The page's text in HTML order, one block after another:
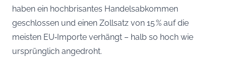
haben ein hochbrisantes Handelsabkommen
geschlossen und einen Zollsatz von 15 % auf die
meisten EU‑Importe verhängt – halb so hoch wie
ursprünglich angedroht.